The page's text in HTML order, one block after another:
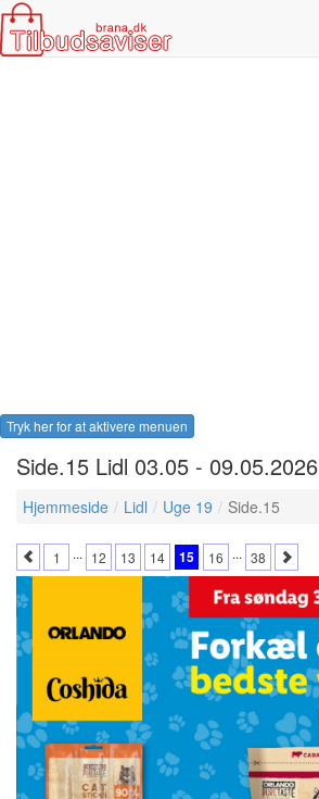
Tryk her for at aktivere menuen
Side.15 Lidl 03.05 - 09.05.2026
Hjemmeside Lidl Uge 19 Side.15
1 ... 12 13 14 15 16 ... 38